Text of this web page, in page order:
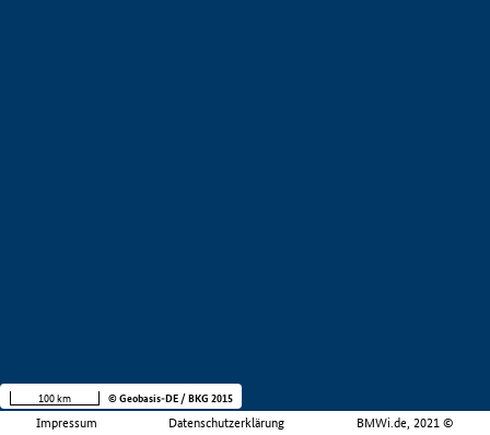
Impressum Datenschutzerklärung BMWi.de, 2021 ©
100 km © Geobasis-DE / BKG 2015